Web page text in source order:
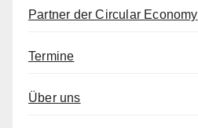
Partner der Circular Economy
Termine
Über uns